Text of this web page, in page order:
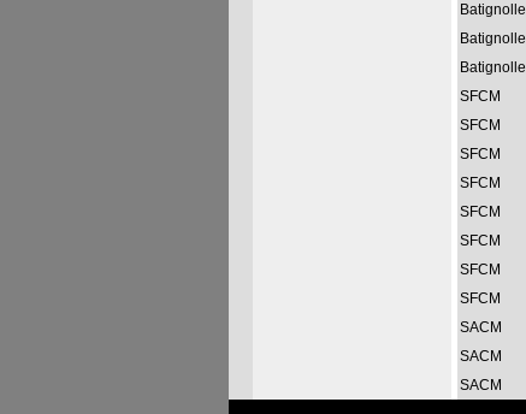
SFCM
SFCM
SFCM
SFCM
SFCM
SFCM
SFCM
SFCM
SACM
SACM
SACM